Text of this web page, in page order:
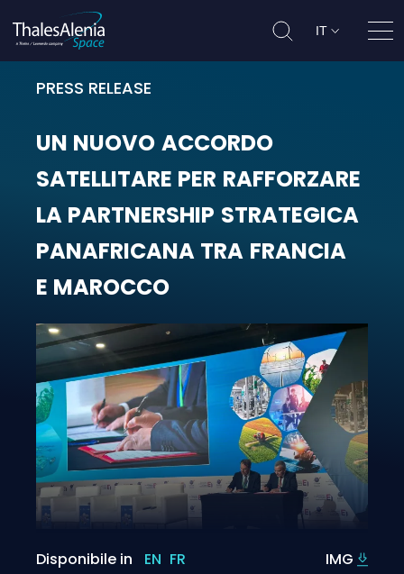
IT
PRESS RELEASE
UN NUOVO ACCORDO
UN NUOVO ACCORDO
SATELLITARE PER RAFFORZARE
LA PARTNERSHIP STRATEGICA
PANAFRICANA TRA FRANCIA
E MAROCCO
Disponibile in EN FR IMG